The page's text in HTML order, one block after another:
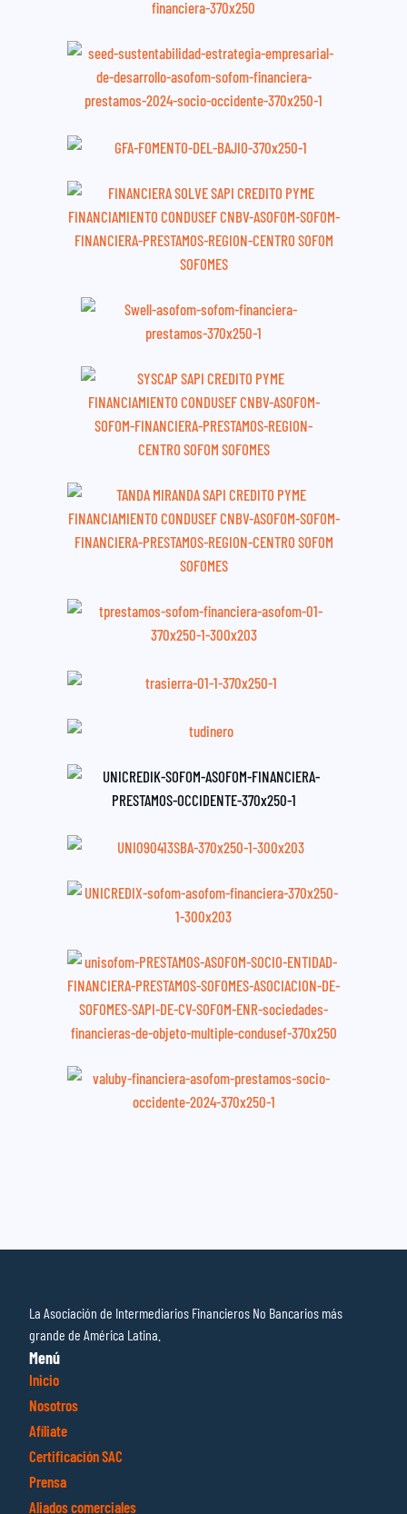
La Asociación de Intermediarios Financieros No Bancarios más
grande de América Latina.
Menú
Inicio
Nosotros
Afíliate
Certificación SAC
Prensa
Aliados comerciales